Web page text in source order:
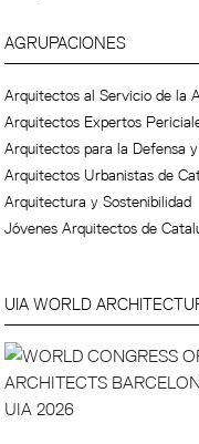
AGRUPACIONES
Arquitectos al Servicio de la
Arquitectos Expertos
Arquitectos para la Defensa
Arquitectos Urbanistas de
Arquitectura y Sostenibilidad
Jóvenes Arquitectos de
UIA WORLD